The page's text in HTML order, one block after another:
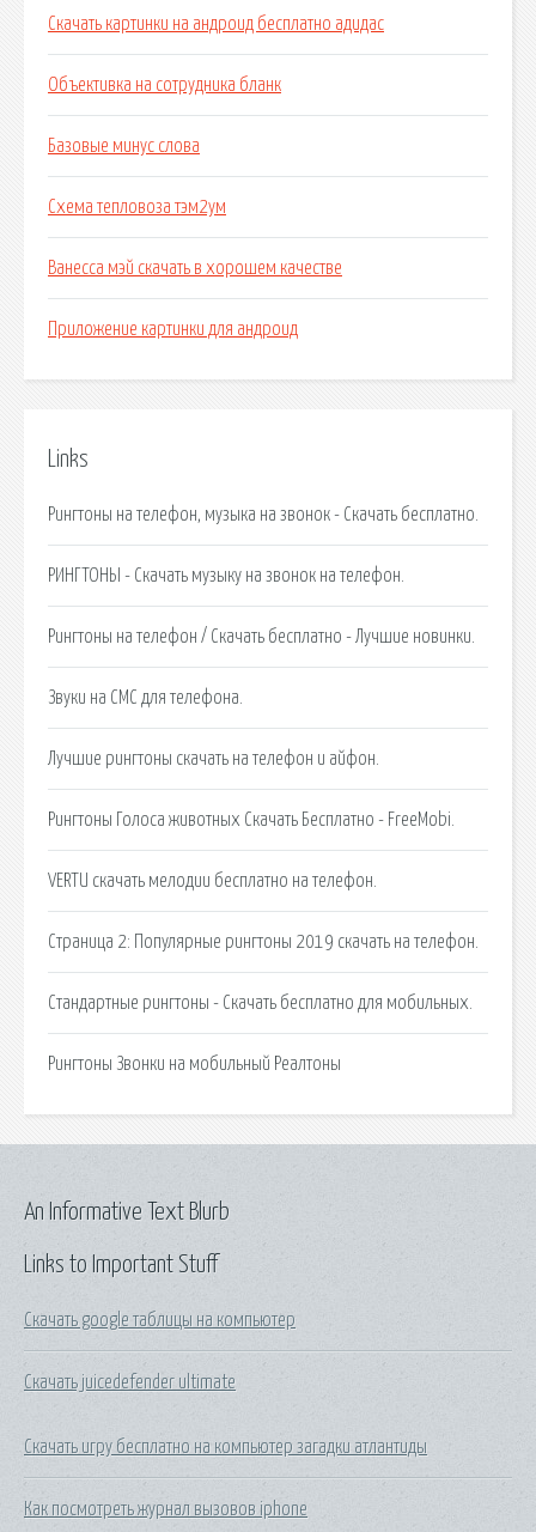
Скачать картинки на андроид бесплатно адидас
Объективка на сотрудника бланк
Базовые минус слова
Схема тепловоза тэм2ум
Ванесса мэй скачать в хорошем качестве
Приложение картинки для андроид
Links
Рингтоны на телефон, музыка на звонок - Скачать бесплатно.
РИНГТОНЫ - Скачать музыку на звонок на телефон.
Рингтоны на телефон / Скачать бесплатно - Лучшие новинки.
Звуки на СМС для телефона.
Лучшие рингтоны скачать на телефон и айфон.
Рингтоны Голоса животных Скачать Бесплатно - FreeMobi.
VERTU скачать мелодии бесплатно на телефон.
Страница 2: Популярные рингтоны 2019 скачать на телефон.
Стандартные рингтоны - Скачать бесплатно для мобильных.
Рингтоны Звонки на мобильный Реалтоны
Links to Important Stuff
Скачать google таблицы на компьютер
Скачать juicedefender ultimate
Скачать игру бесплатно на компьютер загадки атлантиды
Как посмотреть журнал вызовов iphone
An Informative Text Blurb